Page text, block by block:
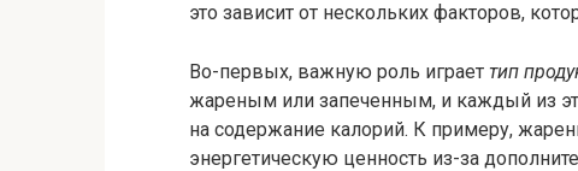
это зависит от нескольких факторов,
Во-первых, важную роль играет тип
жареным или запеченным, и каждый из
на содержание калорий. К примеру,
энергетическую ценность из-за